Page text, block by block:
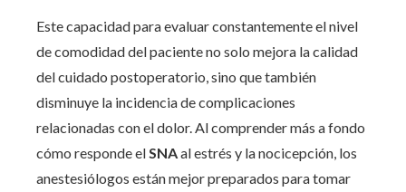
Este capacidad para evaluar constantemente el nivel
de comodidad del paciente no solo mejora la calidad
del cuidado postoperatorio, sino que también
disminuye la incidencia de complicaciones
relacionadas con el dolor. Al comprender más a fondo
cómo responde elSNAal estrés y la nocicepción, los
anestesiólogos están mejor preparados para tomar